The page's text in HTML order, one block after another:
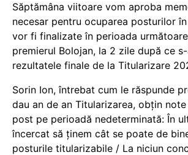
Săptămâna viitoare vom aproba
necesar pentru ocuparea posturilor
vor fi finalizate în perioada
premierul Bolojan, la 2 zile după ce
rezultatele finale de la Titularizare
Sorin Ion, întrebat cum le răspunde
dau an de an Titularizarea, obțin
post pe perioadă nedeterminată: În
încercat să ținem cât se poate de
posturile titularizabile / La niciun